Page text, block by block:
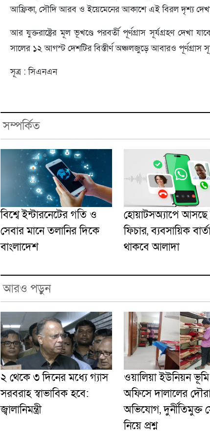
আফ্রিকা, সৌদি আরব ও ইয়েমেনের আকাশে এই বিরল দৃশ্য দেখা
আর যুক্তরাষ্ট্রের মূল ভূখণ্ডে পরবর্তী পূর্ণগ্রাস সূর্যগ্রহণ
সালের ১২ আগস্ট দেশটির বিস্তীর্ণ অঞ্চলজুড়ে আবারও পূর্ণগ্রাস
সূত্র : সিএনএন
সম্পর্কিত
বিশ্বে ইন্টারনেটের গতি ও
সেবার মানে তলানির দিকে
বাংলাদেশ
হোয়াটসঅ্যাপে
ফিচার, ব্যবসায়িক
থাকবে আলাদা
আরও পড়ুন
২ থেকে ৩ দিনের মধ্যে গ্যাস
সরবরাহ স্বাভাবিক হবে:
জ্বালানিমন্ত্রী
ওয়ালিয়া ইউনিয়ন ভূমি
অফিসে দালালের
অভিযোগ, দুর্নীতিমুক্ত
নিয়ে প্রশ্ন